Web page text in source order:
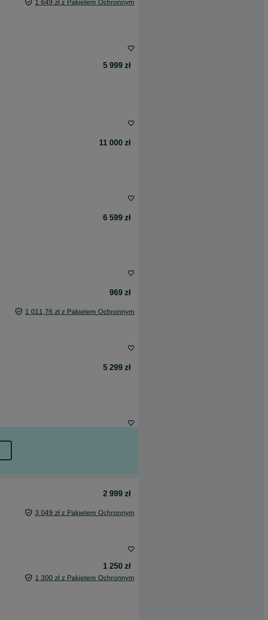
1 649 zł z Pakietem Ochronnym
5 999 zł
11 000 zł
6 599 zł
969 zł
1 011,76 zł z Pakietem Ochronnym
5 299 zł
2 999 zł
3 049 zł z Pakietem Ochronnym
1 250 zł
1 300 zł z Pakietem Ochronnym